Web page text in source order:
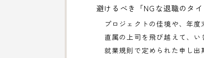
避けるべき「NGな退職のタ
プロジェクトの佳境や、年
直属の上司を飛び越えて、
就業規則で定められた申し出